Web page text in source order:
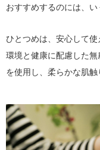
おすすめするのには、い
ひとつめは、安心して使
環境と健康に配慮した無
を使用し、柔らかな肌触